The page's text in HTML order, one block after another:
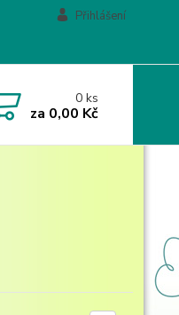
Přihlášení
0ks
za 0,00 Kč